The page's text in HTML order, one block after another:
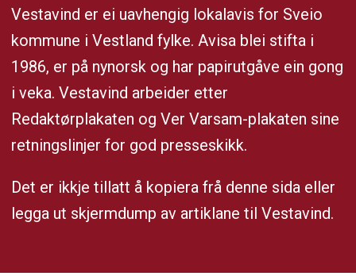
Vestavind er ei uavhengig lokalavis for Sveio
kommune i Vestland fylke. Avisa blei stifta i
1986, er på nynorsk og har papirutgåve ein gong
i veka. Vestavind arbeider etter
Redaktørplakaten og Ver Varsam-plakaten sine
retningslinjer for god presseskikk.
Det er ikkje tillatt å kopiera frå denne sida eller
legga ut skjermdump av artiklane til Vestavind.